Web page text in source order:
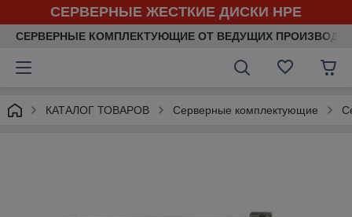
СЕРВЕРНЫЕ ЖЕСТКИЕ ДИСКИ HPE
СЕРВЕРНЫЕ КОМПЛЕКТУЮЩИЕ ОТ ВЕДУЩИХ
КАТАЛОГ ТОВАРОВ Серверные комплектующие